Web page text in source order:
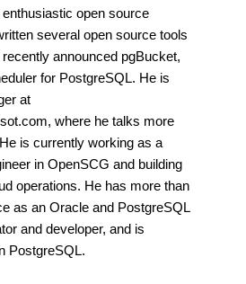
open source
several open source tools
announced pgBucket,
for PostgreSQL. He is
at
where he talks more
is currently working as a
in OpenSCG and building
operations. He has more than
as an Oracle and PostgreSQL
and developer, and is
PostgreSQL.